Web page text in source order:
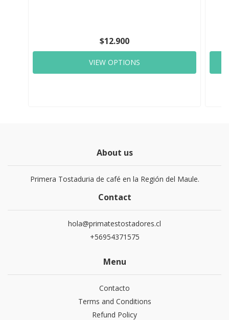
$12.900
VIEW OPTIONS
About us
Primera Tostaduria de café en la Región del Maule.
Contact
hola@primatestostadores.cl
+56954371575
Menu
Contacto
Terms and Conditions
Refund Policy